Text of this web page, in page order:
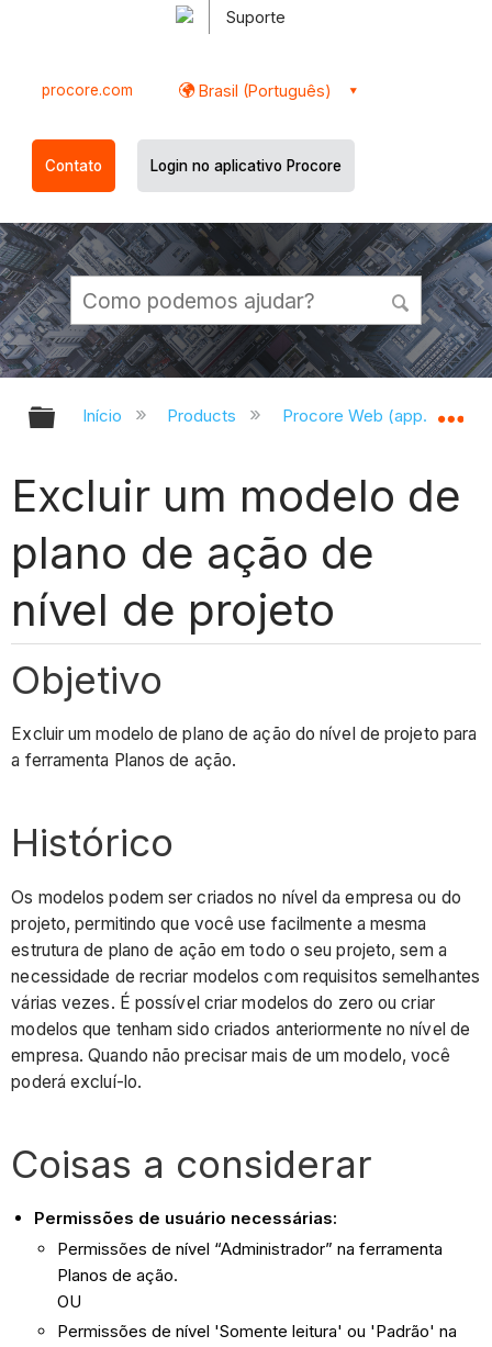
Suporte
procore.com Brasil (Português)
Contato Login no aplicativo Procore
Expandir/recolher hierarquia
Início Products Procore Web
Excluir um modelo de
plano de ação de
nível de projeto
Objetivo
Excluir um modelo de plano de ação do nível de projeto para
a ferramenta Planos de ação.
Histórico
Os modelos podem ser criados no nível da empresa ou do
projeto, permitindo que você use facilmente a mesma
estrutura de plano de ação em todo o seu projeto, sem a
necessidade de recriar modelos com requisitos semelhantes
várias vezes. É possível criar modelos do zero ou criar
modelos que tenham sido criados anteriormente no nível de
empresa. Quando não precisar mais de um modelo, você
poderá excluí-lo.
Coisas a considerar
Permissões de usuário necessárias:
Permissões de nível “Administrador” na ferramenta
Planos de ação.
OU
Permissões de nível 'Somente leitura' ou 'Padrão' na